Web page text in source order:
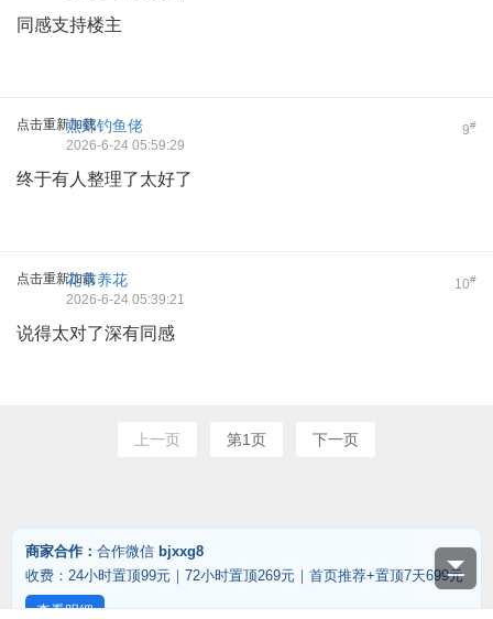
同感支持楼主
点击重新加载 9#
燕郊钓鱼佬
2026-6-24 05:59:29
终于有人整理了太好了
点击重新加载 10#
花市养花
2026-6-24 05:39:21
说得太对了深有同感
上一页 第1页 下一页
商家合作： 合作微信 bjxxg8
收费：24小时置顶99元｜72小时置顶269元｜首页推荐+置顶7天699元
查看明细